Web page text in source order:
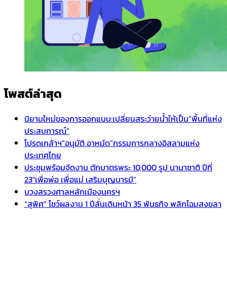
โพสต์ล่าสุด
นิยามใหม่ของการออกแบบ:เปลี่ยนสระว่ายน้ำให้เป็น“พื้นที่แห่ง
ประสบการณ์”
โปรดเกล้าฯ”อนุมัติ อาหมัด”กรรมการกลางอิสลามแห่ง
ประเทศไทย
ประชุมพร้อมจัดงาน ตักบาตรพระ 10,000 รูป นานาชาติ ปีที่
23″เพื่อพ่อ เพื่อแม่ เสริมบุญบารมี”
บวงสรวงศาลหลักเมืองนครฯ
“สุพิศ” โชว์ผลงาน 1 ปีลั่นเดินหน้า 35 พันธกิจ พลิกโฉมสงขลา